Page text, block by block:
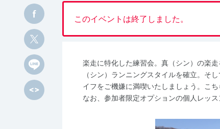
このイベントは終了しました。
楽走に特化した練習会。真（シン）の楽
（シン）ランニングスタイルを確立。そ
イフをご機嫌に満喫いたしましょう。こ
なお、参加者限定オプションの個人レッス